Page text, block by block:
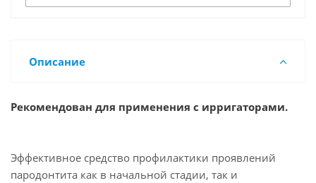
Описание
Рекомендован для применения с ирригаторами.
Эффективное средство профилактики проявлений
пародонтита как в начальной стадии, так и